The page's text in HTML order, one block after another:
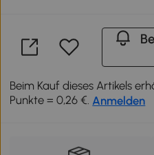
Beim Kauf dieses Artikels
Punkte = 0,26 €. Anmelden